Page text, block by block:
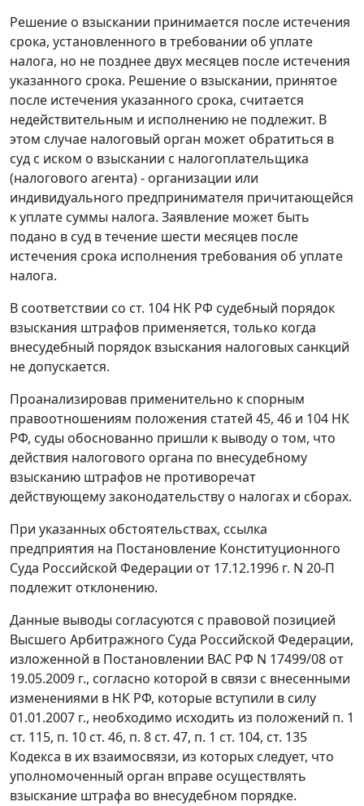
Решение о взыскании принимается после истечения
срока, установленного в требовании об уплате
налога, но не позднее двух месяцев после истечения
указанного срока. Решение о взыскании, принятое
после истечения указанного срока, считается
недействительным и исполнению не подлежит. В
этом случае налоговый орган может обратиться в
суд с иском о взыскании с налогоплательщика
(налогового агента) - организации или
индивидуального предпринимателя причитающейся
к уплате суммы налога. Заявление может быть
подано в суд в течение шести месяцев после
истечения срока исполнения требования об уплате
налога.
В соответствии со ст. 104 НК РФ судебный порядок
взыскания штрафов применяется, только когда
внесудебный порядок взыскания налоговых санкций
не допускается.
Проанализировав применительно к спорным
правоотношениям положения статей 45, 46 и 104 НК
РФ, суды обоснованно пришли к выводу о том, что
действия налогового органа по внесудебному
взысканию штрафов не противоречат
действующемузаконодательству о налогах и сборах.
При указанных обстоятельствах, ссылка
предприятия на Постановление Конституционного
Суда Российской Федерации от 17.12.1996 г. N 20-П
подлежит отклонению.
Данные выводы согласуются с правовой позицией
Высшего Арбитражного Суда Российской Федерации,
изложенной в Постановлении ВАС РФ N 17499/08 от
19.05.2009 г., согласно которой в связи с внесенными
изменениями в НК РФ, которые вступили в силу
01.01.2007 г., необходимо исходить из положений п. 1
ст. 115, п. 10 ст. 46, п. 8 ст. 47, п. 1 ст. 104, ст. 135
Кодекса в их взаимосвязи, из которых следует, что
уполномоченный орган вправе осуществлять
взыскание штрафа во внесудебном порядке.